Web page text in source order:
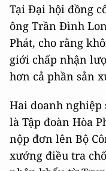
Tại Đại hội đồng
ông Trần Đình
Phát, cho rằng
giới chấp nhận
hơn cả phần sản
Hai doanh nghiệp
là Tập đoàn Hòa
nộp đơn lên Bộ
xướng điều tra